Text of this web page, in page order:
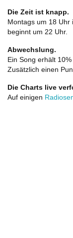
Die Zeit ist knapp.
Montags um 18 Uhr
beginnt um 22 Uhr.
Abwechslung.
Ein Song erhält
Zusätzlich einen
Die Charts live
Auf einigen